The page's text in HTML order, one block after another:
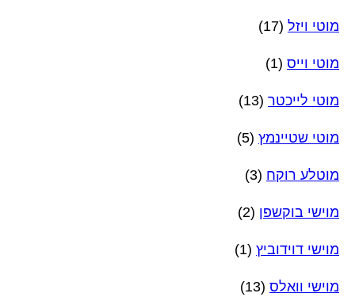
מוטי ויזל (17)
מוטי וייס (1)
מוטי לייכטר (13)
מוטי שטיינמץ (5)
מוטלע רוקח (3)
מוישי בוקשפן (2)
מוישי דוידוביץ (1)
מוישי וואלס (13)